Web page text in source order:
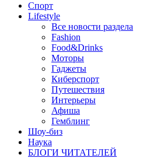
Спорт
Lifestyle
Все новости раздела
Fashion
Food&Drinks
Моторы
Гаджеты
Киберспорт
Путешествия
Интерьеры
Афиша
Гемблинг
Шоу-биз
Наука
БЛОГИ ЧИТАТЕЛЕЙ